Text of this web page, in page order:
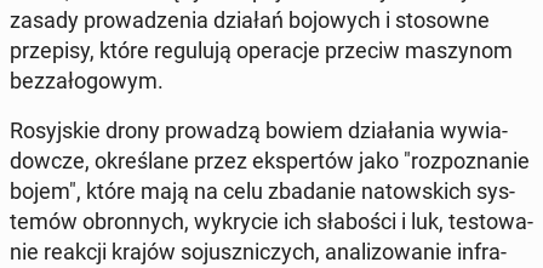
zasady pro­wa­dze­nia działań bo­jo­wych i sto­sow­ne
prze­pi­sy, które re­gu­lu­ją ope­ra­cje przeciw ma­szy­nom
bez­za­ło­go­wym.
Ro­syj­skie drony pro­wa­dzą bowiem dzia­ła­nia wy­wia­
dow­cze, okre­śla­ne przez eks­per­tów jako "roz­po­zna­nie
bojem", które mają na celu zba­da­nie na­tow­skich sys­
te­mów obron­nych, wy­kry­cie ich sła­bo­ści i luk, te­sto­wa­
nie reakcji krajów so­jusz­ni­czych, ana­li­zo­wa­nie in­fra­